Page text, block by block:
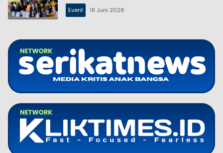
Event 19 Juni 2026